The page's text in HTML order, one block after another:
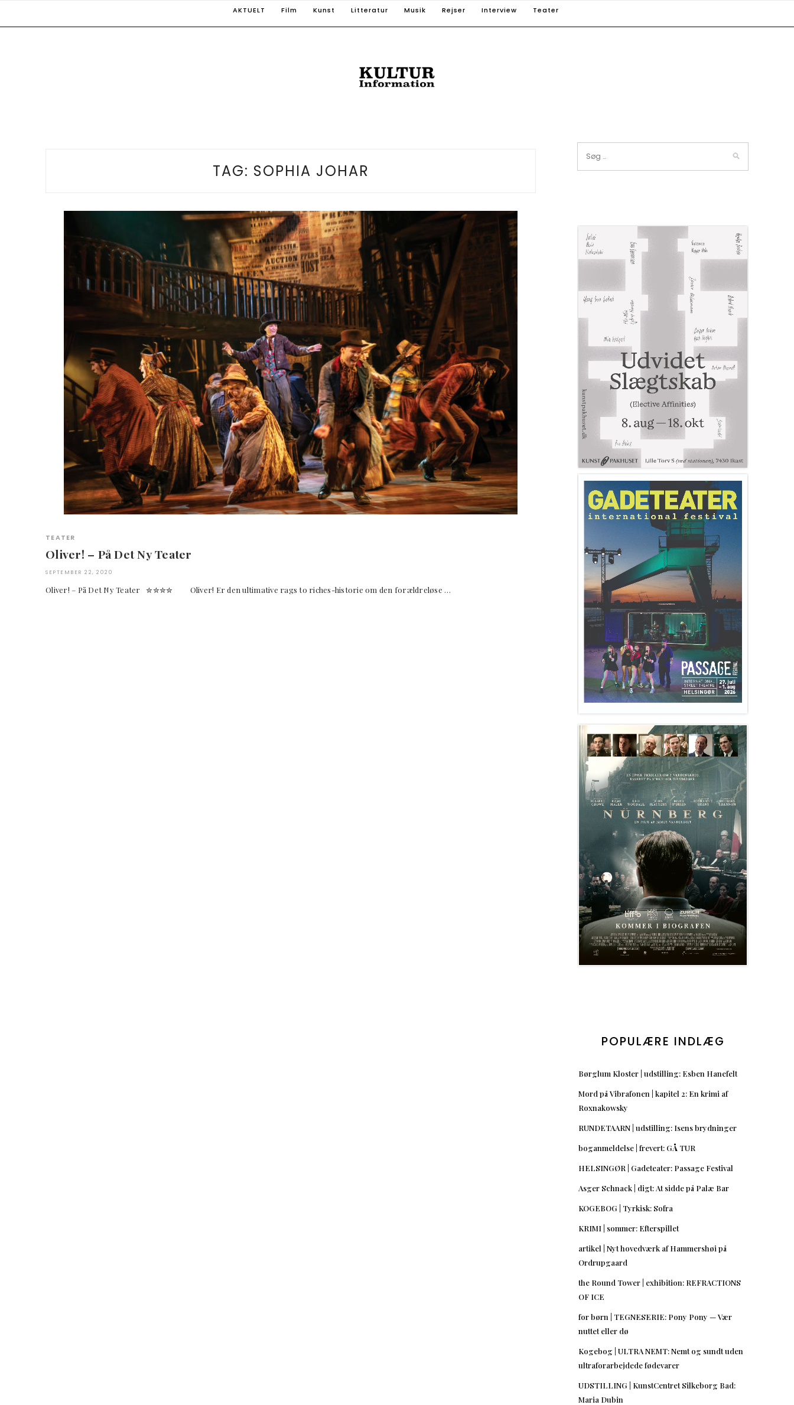
AKTUELT Film Kunst Litteratur Musik Rejser Interview Teater
TAG: SOPHIA JOHAR
TEATER
Oliver! – På Det Ny Teater
SEPTEMBER 22, 2020
Oliver! – På Det Ny Teater ✮✮✮✮ Oliver! Er den ultimative rags to riches-historie om den forældreløse …
POPULÆRE INDLÆG
Børglum Kloster | udstilling: Esben Hanefelt
Mord på Vibrafonen | kapitel 2: En krimi af
Roxnakowsky
RUNDETAARN | udstilling: Isens brydninger
boganmeldelse | frevert: GÅ TUR
HELSINGØR | Gadeteater: Passage Festival
Asger Schnack | digt: At sidde på Palæ Bar
KOGEBOG | Tyrkisk: Sofra
KRIMI | sommer: Efterspillet
artikel | Nyt hovedværk af Hammershøi på
Ordrupgaard
the Round Tower | exhibition: REFRACTIONS
OF ICE
for børn | TEGNESERIE: Pony Pony — Vær
nuttet eller dø
Kogebog | ULTRA NEMT: Nemt og sundt uden
ultraforarbejdede fødevarer
UDSTILLING | KunstCentret Silkeborg Bad:
Maria Dubin